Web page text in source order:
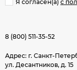
Я согласен(a) с
8 (800) 511-35-52
Адрес: г. Санкт-
ул. Десантников, д. 15